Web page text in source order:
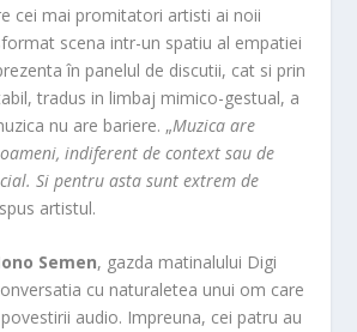
cei mai promitatori artisti ai noii
scena intr-un spatiu al empatiei
în panelul de discutii, cat si prin
tradus in limbaj mimico-gestual, a
nu are bariere. „Muzica are
indiferent de context sau de
Si pentru asta sunt extrem de
artistul.
Semen, gazda matinalului Digi
cu naturaletea unui om care
audio. Impreuna, cei patru au